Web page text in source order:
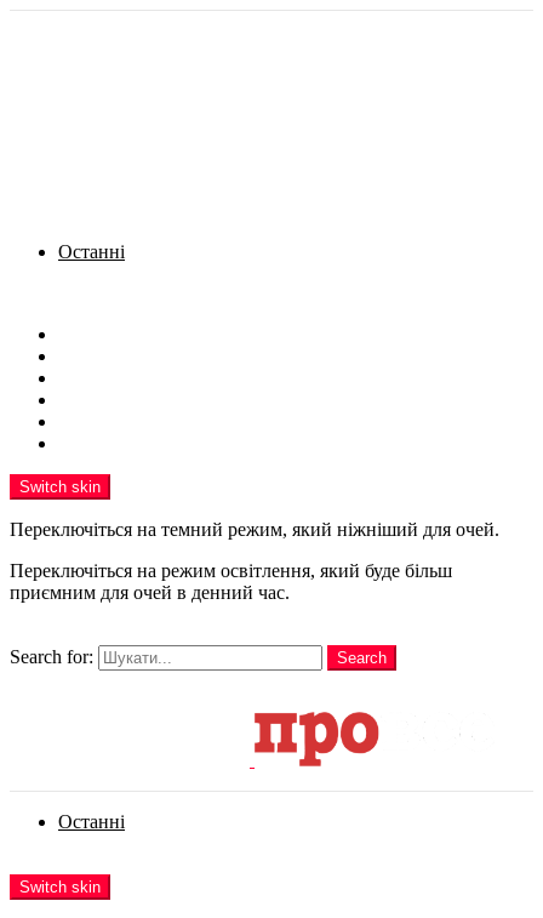
Останні
Switch skin
Переключіться на темний режим, який ніжніший для очей.
Переключіться на режим освітлення, який буде більш
приємним для очей в денний час.
Search for:
Search
Останні
Switch skin